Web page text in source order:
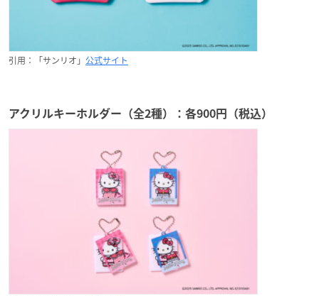
引用：「サンリオ」 公式サイト
アクリルキーホルダー（全2種）：各900円（税込）